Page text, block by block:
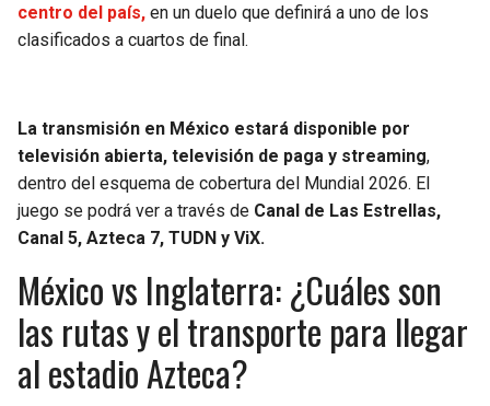
centro del país, en un duelo que definirá a uno de los
clasificados a cuartos de final.
La transmisión en México estará disponible por
televisión abierta, televisión de paga y streaming,
dentro del esquema de cobertura del Mundial 2026. El
juego se podrá ver a través de Canal de Las Estrellas,
Canal 5, Azteca 7, TUDN y ViX.
México vs Inglaterra: ¿Cuáles son
las rutas y el transporte para llegar
al estadio Azteca?